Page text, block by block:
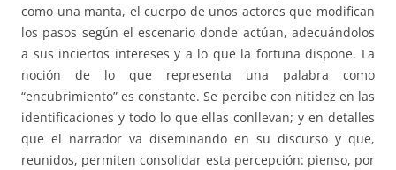
como una manta, el cuerpo de unos actores que modifican
los pasos según el escenario donde actúan, adecuándolos
a sus inciertos intereses y a lo que la fortuna dispone. La
noción de lo que representa una palabra como
“encubrimiento” es constante. Se percibe con nitidez en las
identificaciones y todo lo que ellas conllevan; y en detalles
que el narrador va diseminando en su discurso y que,
reunidos, permiten consolidar esta percepción: pienso, por